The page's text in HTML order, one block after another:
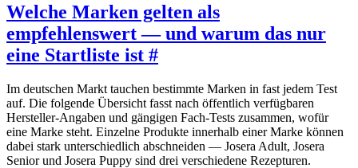
Welche Marken gelten als
empfehlenswert — und warum das nur
eine Startliste ist #
Im deutschen Markt tauchen bestimmte Marken in fast jedem Test
auf. Die folgende Übersicht fasst nach öffentlich verfügbaren
Hersteller-Angaben und gängigen Fach-Tests zusammen, wofür
eine Marke steht. Einzelne Produkte innerhalb einer Marke können
dabei stark unterschiedlich abschneiden — Josera Adult, Josera
Senior und Josera Puppy sind drei verschiedene Rezepturen.